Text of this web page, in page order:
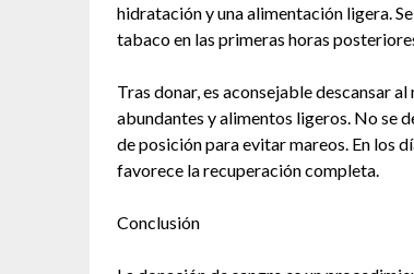
hidratación y una alimentación ligera.
tabaco en las primeras horas
Tras donar, es aconsejable descansar
abundantes y alimentos ligeros. No se
de posición para evitar mareos. En los
favorece la recuperación completa.
Conclusión